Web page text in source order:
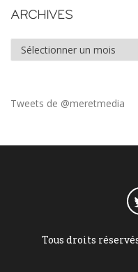
ARCHIVES
Archives
Tweets de @meretmedia
Tous droits